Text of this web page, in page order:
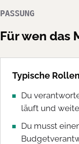
PASSUNG
Für wen das
Typische Rollen
Du
läuft und
Du musst